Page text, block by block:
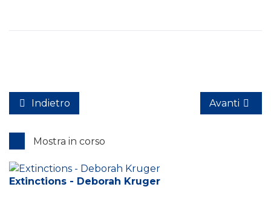
Indietro Avanti
Mostra in corso
Extinctions - Deborah Kruger